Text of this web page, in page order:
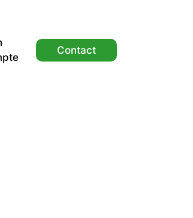
Contact